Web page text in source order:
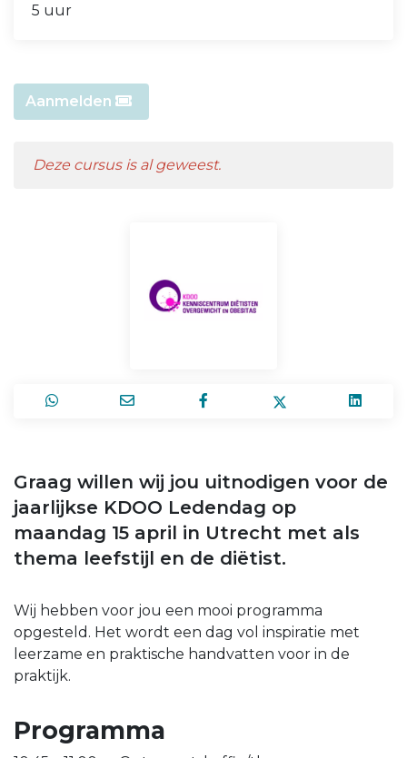
5 uur
Aanmelden
Deze cursus is al geweest.
Graag willen wij jou uitnodigen voor de
jaarlijkse KDOO Ledendag op
maandag 15 april in Utrecht met als
thema leefstijl en de diëtist.
Wij hebben voor jou een mooi programma
opgesteld. Het wordt een dag vol inspiratie met
leerzame en praktische handvatten voor in de
praktijk.
Programma